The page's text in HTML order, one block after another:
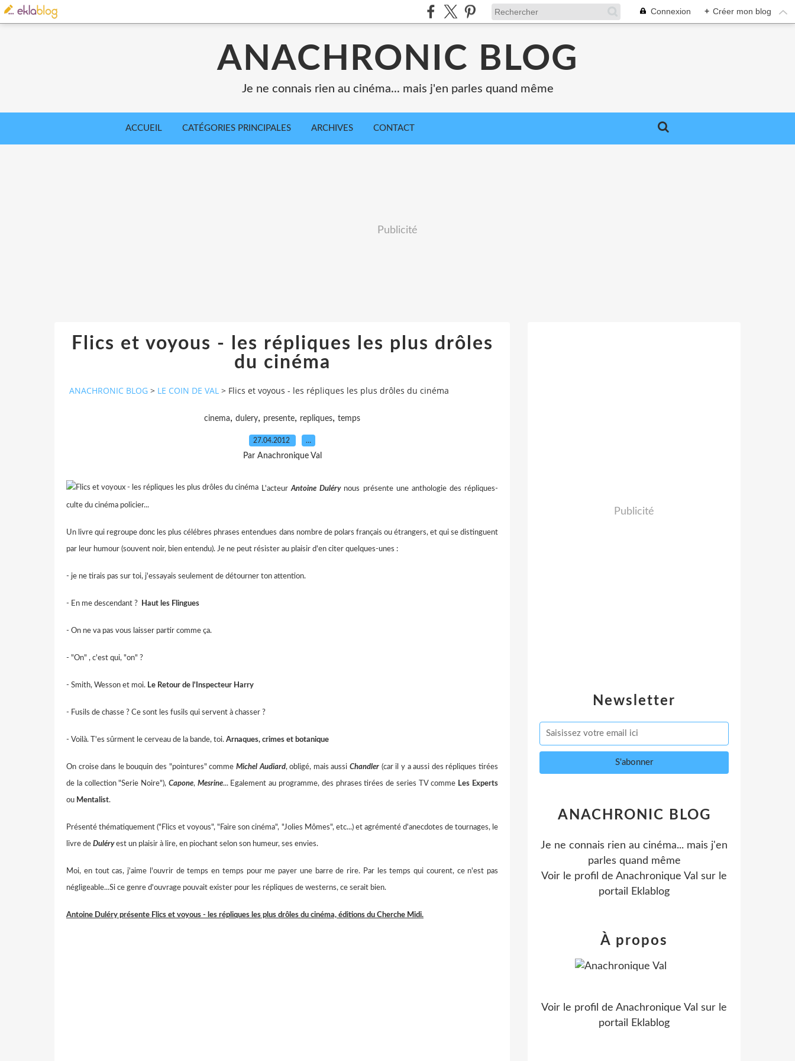
Connexion + Créer mon blog
ANACHRONIC BLOG
Je ne connais rien au cinéma... mais j'en parles quand même
ACCUEIL CATÉGORIES PRINCIPALES ARCHIVES CONTACT
Publicité
Flics et voyous - les répliques les plus drôles
du cinéma
ANACHRONIC BLOG > LE COIN DE VAL > Flics et voyous - les répliques les plus drôles du cinéma
cinema, dulery, presente, repliques, temps
27.04.2012 …
Par Anachronique Val
L'acteurAntoine Duléry nous présente une anthologie des répliques-
culte du cinéma policier...
Un livre qui regroupe donc les plus célébres phrases entendues dans nombre de polars français ou étrangers, et qui se distinguent
par leur humour (souvent noir, bien entendu). Je ne peut résister au plaisir d'en citer quelques-unes :
- je ne tirais pas sur toi, j'essayais seulement de détourner ton attention.
- En me descendant ? Haut les Flingues
- On ne va pas vous laisser partir comme ça.
- "On" , c'est qui, "on" ?
- Smith, Wesson et moi. Le Retour de l'Inspecteur Harry
- Fusils de chasse ? Ce sont les fusils qui servent à chasser ?
- Voilà. T'es sûrment le cerveau de la bande, toi. Arnaques, crimes et botanique
On croise dans le bouquin des "pointures" comme Michel Audiard, obligé, mais aussiChandler (car il y a aussi des répliques tirées
de la collection "Serie Noire"), Capone, Mesrine... Egalement au programme, des phrases tirées de series TV comme Les Experts
ou Mentalist.
Présenté thématiquement ("Flics et voyous", "Faire son cinéma", "Jolies Mômes", etc...) et agrémenté d'anecdotes de tournages, le
livre de Duléry est un plaisir à lire, en piochant selon son humeur, ses envies.
Moi, en tout cas, j'aime l'ouvrir de temps en temps pour me payer une barre de rire. Par les temps qui courent, ce n'est pas
négligeable...Si ce genre d'ouvrage pouvait exister pour les répliques de westerns, ce serait bien.
Antoine Duléry présente Flics et voyous - les répliques les plus drôles du cinéma, éditions du Cherche Midi.
Newsletter
Publicité
ANACHRONIC BLOG
Je ne connais rien au cinéma... mais j'en
parles quand même
Voir le profil de Anachronique Val sur le
portail Eklablog
À propos
Voir le profil de Anachronique Val sur le
portail Eklablog